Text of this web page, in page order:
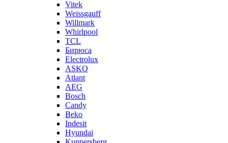
Vitek
Weissgauff
Willmark
Whirlpool
TCL
Бирюса
Electrolux
ASKO
Atlant
AEG
Bosch
Candy
Beko
Indesit
Hyundai